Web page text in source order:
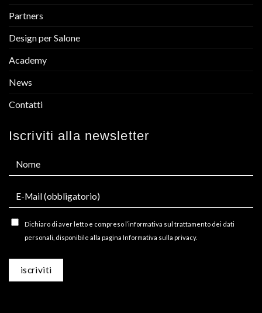
Partners
Design per Salone
Academy
News
Contatti
Iscriviti alla newsletter
Dichiaro di aver letto e compreso l’informativa sul trattamento dei dati
personali, disponibile alla pagina Informativa sulla privacy.